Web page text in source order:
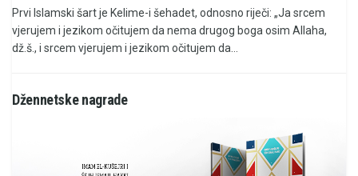
Prvi Islamski šart je Kelime-i šehadet, odnosno riječi: „Ja srcem
vjerujem i jezikom očitujem da nema drugog boga osim Allaha,
dž.š., i srcem vjerujem i jezikom očitujem da...
Džennetske nagrade